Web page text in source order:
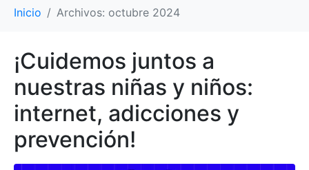
Inicio Archivos: octubre 2024
¡Cuidemos juntos a
nuestras niñas y niños:
internet, adicciones y
prevención!